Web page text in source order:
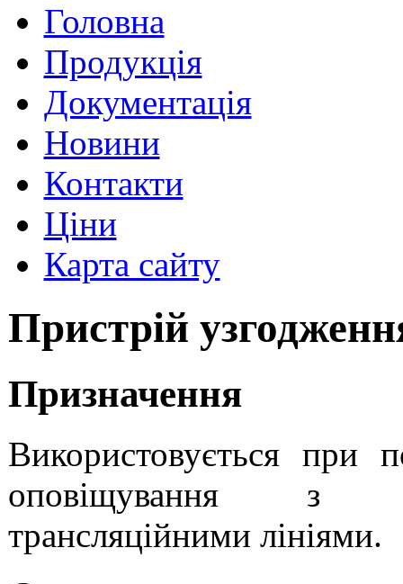
Головна
Продукція
Документація
Новини
Контакти
Ціни
Карта сайту
Пристрій
Призначення
Використовується при
оповіщування з
трансляційними лініями.